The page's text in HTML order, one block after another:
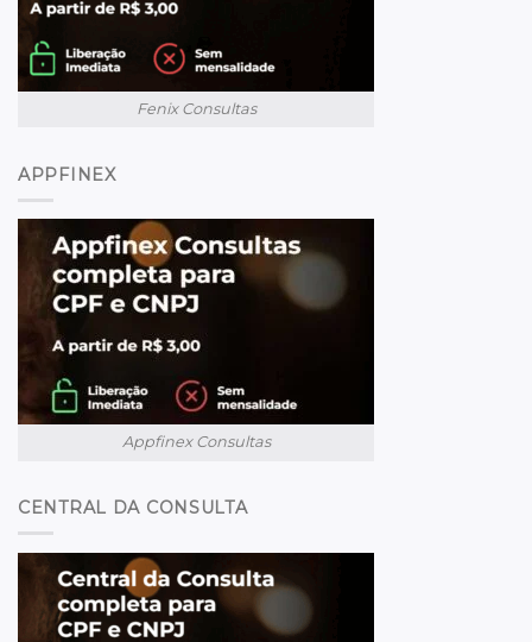
Fenix Consultas
APPFINEX
Appfinex Consultas
CENTRAL DA CONSULTA